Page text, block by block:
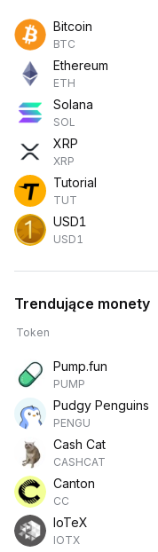
Bitcoin
BTC
Ethereum
ETH
Solana
SOL
XRP
XRP
Tutorial
TUT
USD1
USD1
Trendujące monety
Token
Pump.fun
PUMP
Pudgy Penguins
PENGU
Cash Cat
CASHCAT
Canton
CC
IoTeX
IOTX